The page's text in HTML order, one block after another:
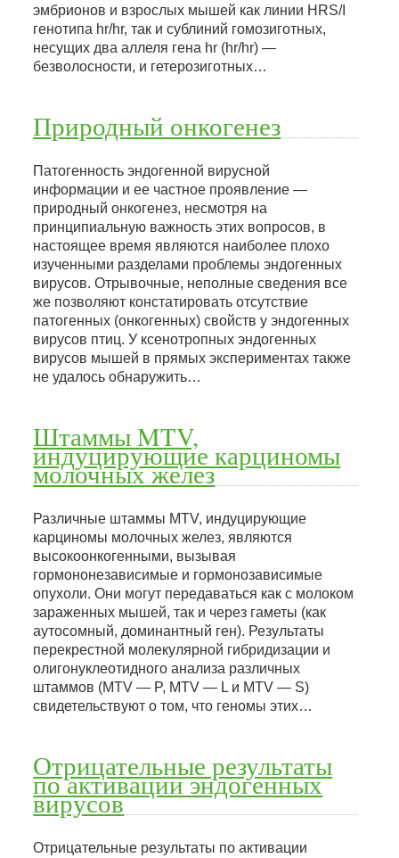
эмбрионов и взрослых мышей как линии HRS/I
генотипа hr/hr, так и сублиний гомозиготных,
несущих два аллеля гена hr (hr/hr) —
безволосности, и гетерозиготных…
Природный онкогенез
Патогенность эндогенной вирусной
информации и ее частное проявление —
природный онкогенез, несмотря на
принципиальную важность этих вопросов, в
настоящее время являются наиболее плохо
изученными разделами проблемы эндогенных
вирусов. Отрывочные, неполные сведения все
же позволяют констатировать отсутствие
патогенных (онкогенных) свойств у эндогенных
вирусов птиц. У ксенотропных эндогенных
вирусов мышей в прямых экспериментах также
не удалось обнаружить…
Штаммы MTV,
индуцирующие карциномы
молочных желез
Различные штаммы MTV, индуцирующие
карциномы молочных желез, являются
высокоонкогенными, вызывая
гормононезависимые и гормонозависимые
опухоли. Они могут передаваться как с молоком
зараженных мышей, так и через гаметы (как
аутосомный, доминантный ген). Результаты
перекрестной молекулярной гибридизации и
олигонуклеотидного анализа различных
штаммов (MTV — P, MTV — L и MTV — S)
свидетельствуют о том, что геномы этих…
Отрицательные результаты
по активации эндогенных
вирусов
Отрицательные результаты по активации